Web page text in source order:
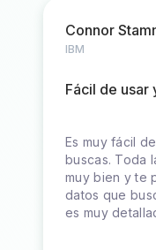
Connor
IBM
Fácil de usar
Es muy fácil
buscas. Toda
muy bien y te
datos que
es muy